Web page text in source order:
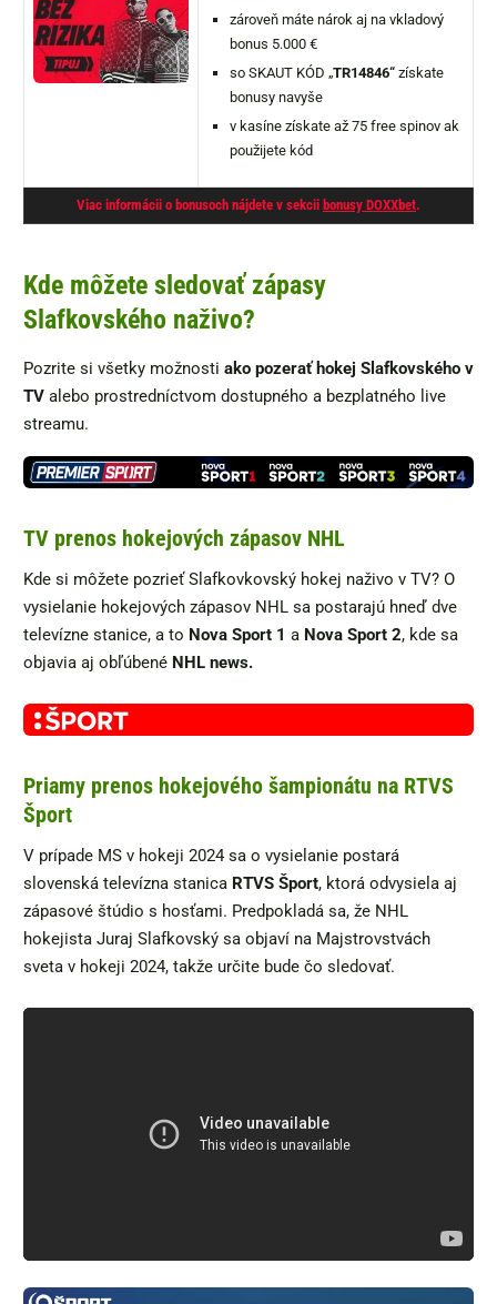
zároveň máte nárok aj na vkladový
bonus 5.000 €
so SKAUT KÓD „TR14846“ získate
bonusy navyše
v kasíne získate až 75 free spinov ak
použijete kód
Viac informácii o bonusoch nájdete v sekcii bonusy DOXXbet.
Kde môžete sledovať zápasy
Slafkovského naživo?
Pozrite si všetky možnosti ako pozerať hokej Slafkovského v
TV alebo prostredníctvom dostupného a bezplatného live
streamu.
TV prenos hokejových zápasov NHL
Kde si môžete pozrieť Slafkovkovský hokej naživo v TV? O
vysielanie hokejových zápasov NHL sa postarajú hneď dve
televízne stanice, a to Nova Sport 1 a Nova Sport 2, kde sa
objavia aj obľúbené NHL news.
Priamy prenos hokejového šampionátu na RTVS
Šport
V prípade MS v hokeji 2024 sa o vysielanie postará
slovenská televízna stanica RTVS Šport, ktorá odvysiela aj
zápasové štúdio s hosťami. Predpokladá sa, že NHL
hokejista Juraj Slafkovský sa objaví na Majstrovstvách
sveta v hokeji 2024, takže určite bude čo sledovať.